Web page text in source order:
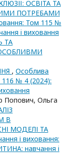
ОСВІТА ТА
ПОТРЕБАМИ
Том 115 №
i виховання
ТА
ОСОБЛИВМИ
, Особлива
116 № 4 (2024):
Попович, Ольга
В
МОДЕЛІ ТА
і виховання:
навчання i